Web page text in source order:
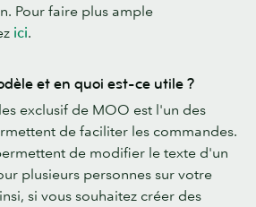
Pour faire plus ample
ici.
et en quoi est-ce utile ?
exclusif de MOO est l'un des
de faciliter les commandes.
de modifier le texte d'un
plusieurs personnes sur votre
si vous souhaitez créer des